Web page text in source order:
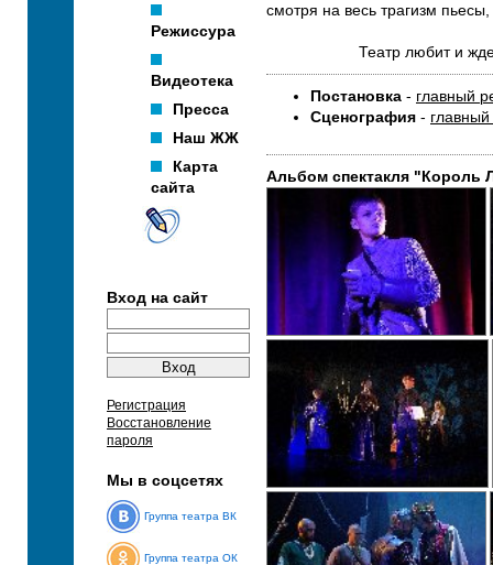
Режиссура
Видеотека
Пресса
Наш ЖЖ
Карта
сайта
Вход на сайт
Регистрация
Восстановление
пароля
Мы в соцсетях
Группа театра ВК
Группа театра ОК
смотря на весь трагизм
Театр любит и ждет
Постановка - главный
Сценография -
Альбом спектакля "Король